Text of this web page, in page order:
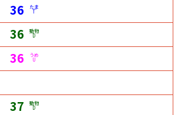
36 たま
T
36 動物
D
36 うめ
U
37 動物
D